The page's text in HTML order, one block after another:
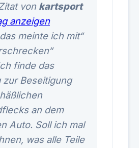
von kartsport
meinte ich mit“
finde das
zur Beseitigung
an dem
Auto. Soll ich mal
was alle Teile